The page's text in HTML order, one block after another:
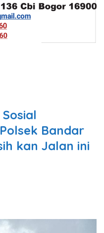
Bandar
kan Jalan ini